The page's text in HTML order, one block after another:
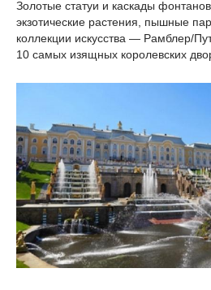
Золотые статуи и каскады
экзотические растения, пышные
коллекции искусства — Рамблер/
10 самых изящных королевских